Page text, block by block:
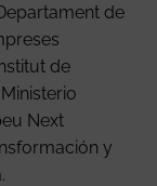
de
de
Next
y